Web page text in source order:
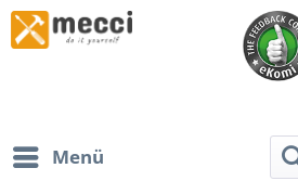
Menü